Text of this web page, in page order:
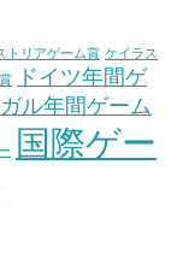
トリアゲーム賞 ケイラス
ドイツ年間ゲ
ル年間ゲーム
国際ゲー